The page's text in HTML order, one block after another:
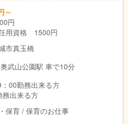
～
円
用資格 1500円
市真玉橋
武山公園駅 車で10分
00勤務出来る方
務出来る方
保育 / 保育のお仕事